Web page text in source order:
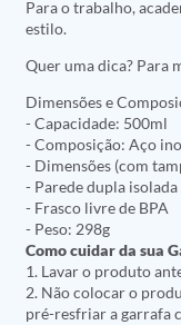
Para o trabalho,
estilo.
Quer uma dica? Para
Dimensões e
- Capacidade: 500ml
- Composição: Aço
- Dimensões (com
- Parede dupla isolada
- Frasco livre de BPA
- Peso: 298g
Como cuidar da sua
1. Lavar o produto
2. Não colocar o
pré-resfriar a garrafa